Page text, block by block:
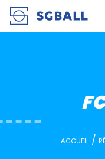
FC NANTES
ACCUEIL/